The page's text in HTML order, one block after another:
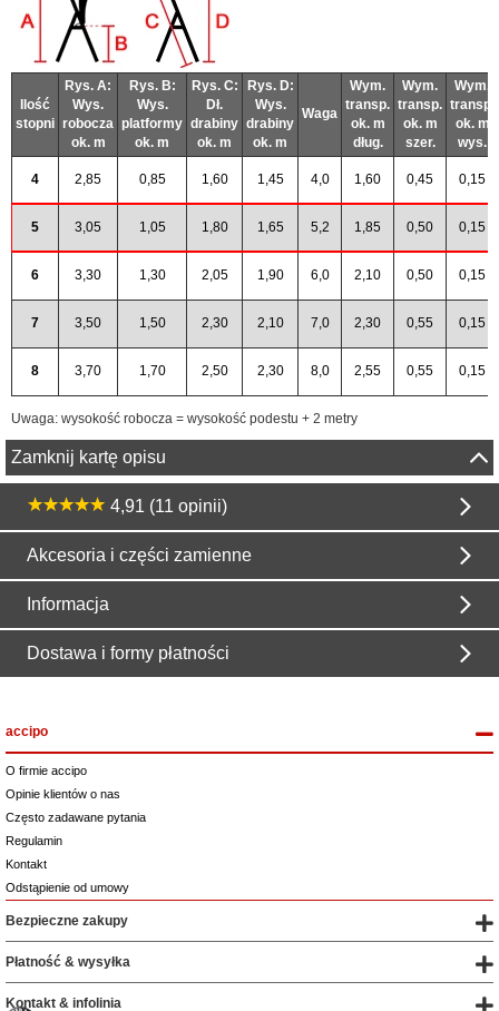
Ilość
stopni
Rys. A:
Wys.
robocza
ok. m
Rys. B:
Wys.
platformy
ok. m
Rys. C:
Dł.
drabiny
ok. m
Rys. D:
Wys.
drabiny
ok. m
Waga
Wym.
transp.
ok. m
dług.
Wym.
transp.
ok. m
szer.
Wym.
transp.
ok. m
wys.
4 2,85 0,85 1,60 1,45 4,0 1,60 0,45 0,15
5 3,05 1,05 1,80 1,65 5,2 1,85 0,50 0,15
6 3,30 1,30 2,05 1,90 6,0 2,10 0,50 0,15
7 3,50 1,50 2,30 2,10 7,0 2,30 0,55 0,15
8 3,70 1,70 2,50 2,30 8,0 2,55 0,55 0,15
Uwaga: wysokość robocza = wysokość podestu + 2 metry
Zamknij kartę opisu
4,91 (11 opinii)
Akcesoria i części zamienne
Informacja
Dostawa i formy płatności
accipo
O firmie accipo
Opinie klientów o nas
Często zadawane pytania
Regulamin
Kontakt
Odstąpienie od umowy
Bezpieczne zakupy
Płatność & wysyłka
Kontakt & infolinia